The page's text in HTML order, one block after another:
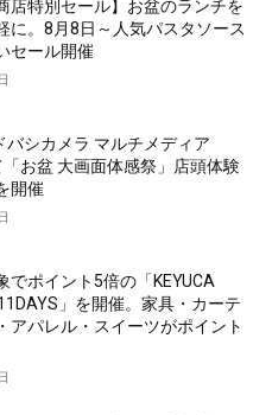
店特別セール】お盆のランチを
に。8月8日～人気パスタソース
セール開催
バシカメラ マルチメディア
お盆 大画面体感祭」店頭体験
開催
でポイント5倍の「KEYUCA
」を開催。家具・カーテ
アパレル・スイーツがポイント